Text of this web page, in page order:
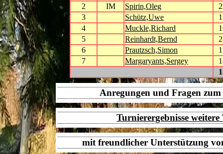
2
IM Spirin,Oleg
3
Schütz,Uwe
4
Muckle,Richard
5
Reinhardt,Bernd
6
Prautzsch,Simon
7
Margaryants,Sergey
Anregungen und Fragen
Turnierergebnisse
mit freundlicher Unterstützung